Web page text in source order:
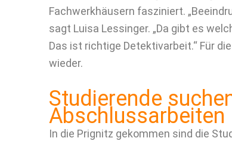
Fachwerkhäusern fasziniert.
sagt Luisa Lessinger. „Da gibt es
Das ist richtige Detektivarbeit.“ Für
wieder.
Studierende
Abschlussarbeiten
In die Prignitz gekommen sind die